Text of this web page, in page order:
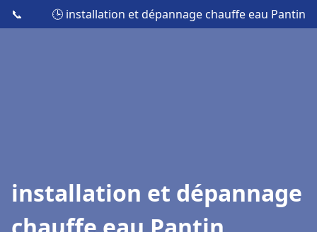
📞 🕒 installation et dépannage chauffe eau Pantin
installation et dépannage